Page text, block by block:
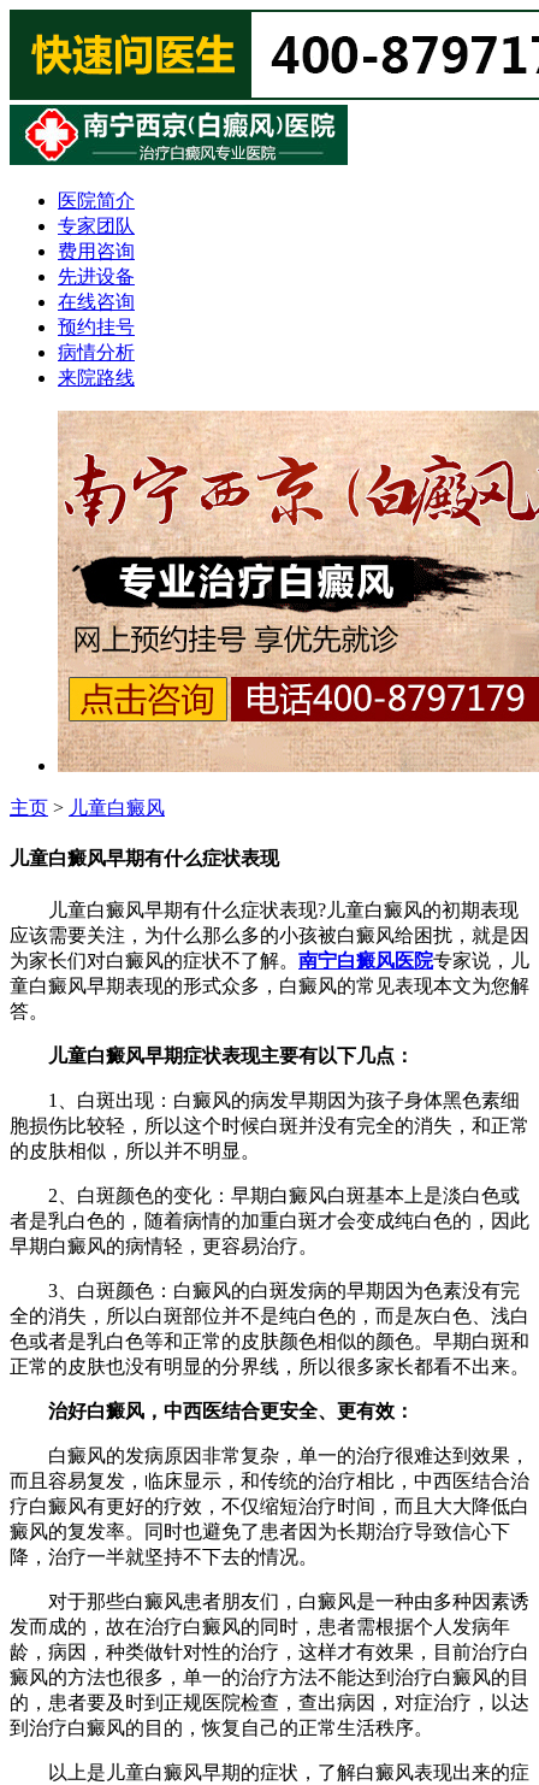
医院简介
专家团队
费用咨询
先进设备
在线咨询
预约挂号
病情分析
来院路线
主页 > 儿童白癜风
儿童白癜风早期有什么症状表现
儿童白癜风早期有什么症状表现? 儿童白癜风的初期表现
应该需要关注，为什么那么多的小孩被白癜风给困扰，就是因
为家长们对白癜风的症状不了解。 南宁白癜风医院专家说，儿
童白癜风早期表现的形式众多，白癜风的常见表现本文为您解
答。
儿童白癜风早期症状表现主要有以下几点：
1、白斑出现：白癜风的病发早期因为孩子身体黑色素细
胞损伤比较轻，所以这个时候白斑并没有完全的消失，和正常
的皮肤相似，所以并不明显。
2、白斑颜色的变化：早期白癜风白斑基本上是淡白色或
者是乳白色的，随着病情的加重白斑才会变成纯白色的，因此
早期白癜风的病情轻，更容易治疗。
3、白斑颜色：白癜风的白斑发病的早期因为色素没有完
全的消失，所以白斑部位并不是纯白色的，而是灰白色、浅白
色或者是乳白色等和正常的皮肤颜色相似的颜色。早期白斑和
正常的皮肤也没有明显的分界线，所以很多家长都看不出来。
治好白癜风，中西医结合更安全、更有效：
白癜风的发病原因非常复杂，单一的治疗很难达到效果，
而且容易复发，临床显示，和传统的治疗相比，中西医结合治
疗白癜风有更好的疗效，不仅缩短治疗时间，而且大大降低白
癜风的复发率。同时也避免了患者因为长期治疗导致信心下
降，治疗一半就坚持不下去的情况。
对于那些白癜风患者朋友们，白癜风是一种由多种因素诱
发而成的，故在治疗白癜风的同时，患者需根据个人发病年
龄，病因，种类做针对性的治疗，这样才有效果，目前治疗白
癜风的方法也很多，单一的治疗方法不能达到治疗白癜风的目
的，患者要及时到正规医院检查，查出病因，对症治疗，以达
到治疗白癜风的目的，恢复自己的正常生活秩序。
以上是儿童白癜风早期的症状，了解白癜风表现出来的症